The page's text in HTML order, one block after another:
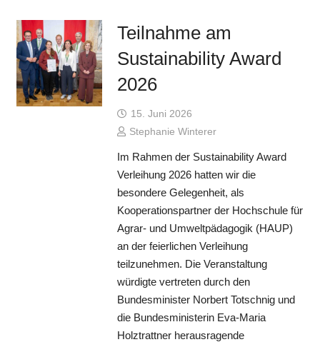
Teilnahme am
Sustainability Award
2026
15. Juni 2026
Stephanie Winterer
Im Rahmen der Sustainability Award
Verleihung 2026 hatten wir die
besondere Gelegenheit, als
Kooperationspartner der Hochschule für
Agrar- und Umweltpädagogik (HAUP)
an der feierlichen Verleihung
teilzunehmen. Die Veranstaltung
würdigte vertreten durch den
Bundesminister Norbert Totschnig und
die Bundesministerin Eva-Maria
Holztrattner herausragende